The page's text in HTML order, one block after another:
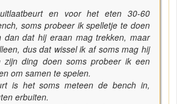
en voor het eten 30-60
soms probeer ik spelletje te doen
dan dat hij eraan mag trekken, maar
dus dat wissel ik af soms mag hij
zijn ding doen soms probeer ik een
om samen te spelen.
is het soms meteen de bench in,
erbuiten.